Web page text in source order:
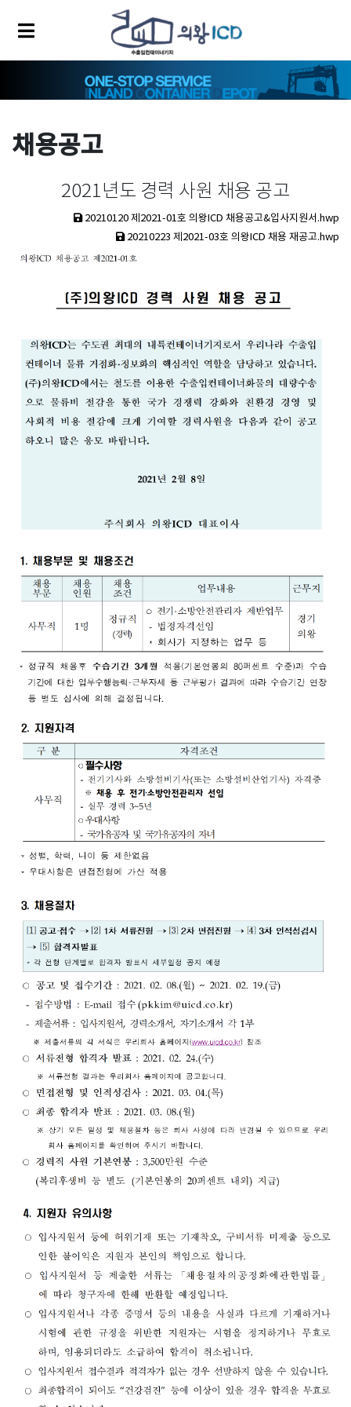
채용공고
2021년도 경력 사원 채용 공고
20210120 제2021-01호 의왕ICD 채용공고&입사지원서.hwp
20210223 제2021-03호 의왕ICD 채용 재공고.hwp